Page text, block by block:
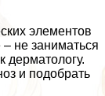
элементов
не заниматься
дерматологу.
и подобрать